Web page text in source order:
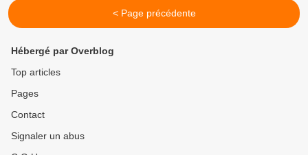
< Page précédente
Hébergé par Overblog
Top articles
Pages
Contact
Signaler un abus